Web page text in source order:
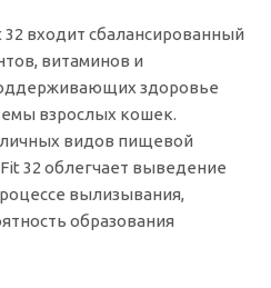
32 входит сбалансированный
витаминов и
здоровье
взрослых кошек.
видов пищевой
32 облегчает выведение
вылизывания,
образования